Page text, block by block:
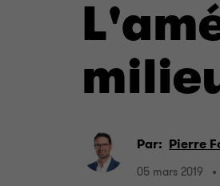
Par: Pierre
05 mars 2019